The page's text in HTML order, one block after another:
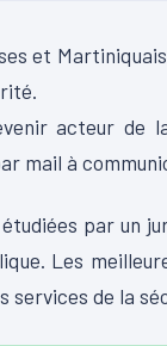
et
acteur de
mail à
par un
Les
services de la